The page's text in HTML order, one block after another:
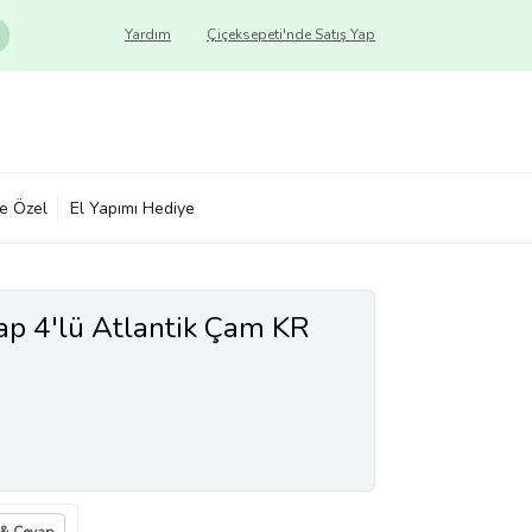
Çiçeksepeti'nde Satış Yap
Yardım
Özel El Yapımı Hediye
4'lü Atlantik Çam KR